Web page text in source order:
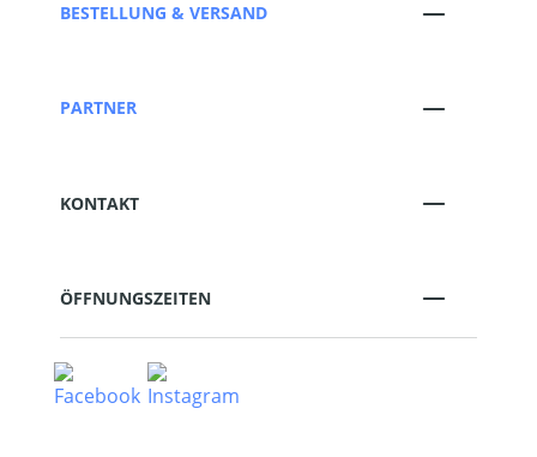
BESTELLUNG & VERSAND
PARTNER
KONTAKT
ÖFFNUNGSZEITEN